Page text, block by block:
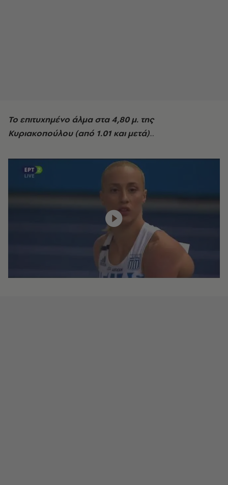
Το επιτυχημένο άλμα στα 4,80 μ. της
Κυριακοπούλου (από 1.01 και μετά)...